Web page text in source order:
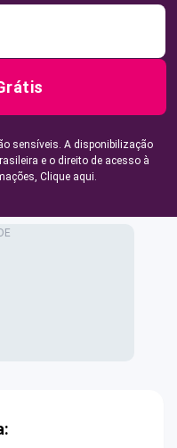
sensíveis. A disponibilização
e o direito de acesso à
Clique aqui.